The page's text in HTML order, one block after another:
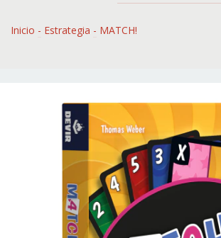
Inicio - Estrategia - MATCH!